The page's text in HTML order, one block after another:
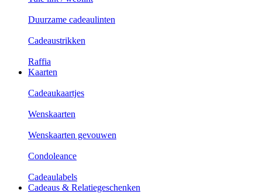
Duurzame cadeaulinten
Cadeaustrikken
Raffia
Kaarten
Cadeaukaartjes
Wenskaarten
Wenskaarten gevouwen
Condoleance
Cadeaulabels
Cadeaus & Relatiegeschenken